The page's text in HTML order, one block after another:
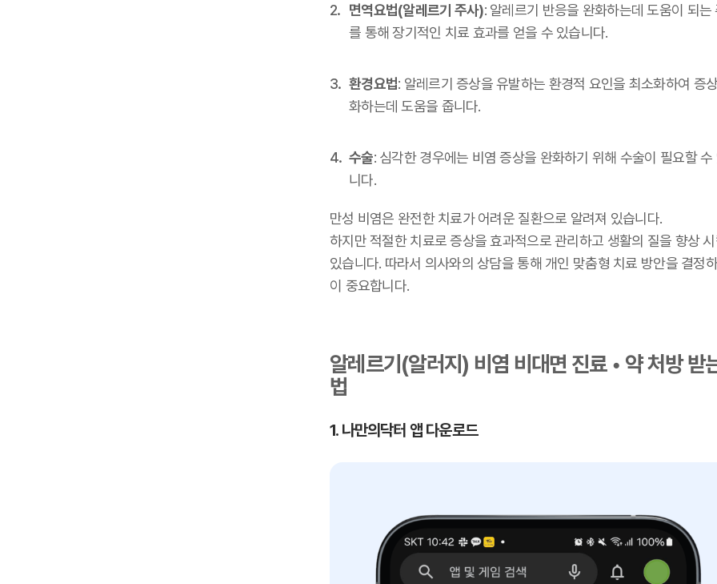
면역요법(알레르기 주사): 알레르기 반응을 완화하는데 도움이 되는
를 통해 장기적인 치료 효과를 얻을 수 있습니다.
환경요법: 알레르기 증상을 유발하는 환경적 요인을 최소화하여 증
화하는데 도움을 줍니다.
수술: 심각한 경우에는 비염 증상을 완화하기 위해 수술이 필요할 수
니다.
만성 비염은 완전한 치료가 어려운 질환으로 알려져 있습니다.
하지만 적절한 치료로 증상을 효과적으로 관리하고 생활의 질을 향상
있습니다. 따라서 의사와의 상담을 통해 개인 맞춤형 치료 방안을 결정
이 중요합니다.
알레르기(알러지) 비염 비대면 진료 • 약 처방 받
법
1. 나만의닥터 앱 다운로드